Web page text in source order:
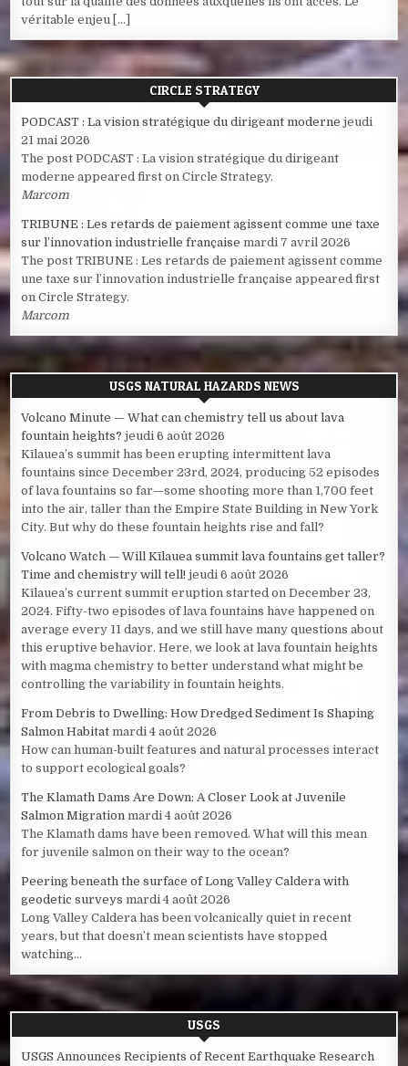
véritable enjeu […]
CIRCLE STRATEGY
PODCAST : La vision stratégique du dirigeant moderne jeudi
21 mai 2026
The post PODCAST : La vision stratégique du dirigeant
moderne appeared first on Circle Strategy.
Marcom
TRIBUNE : Les retards de paiement agissent comme une taxe
sur l’innovation industrielle française mardi 7 avril 2026
The post TRIBUNE : Les retards de paiement agissent comme
une taxe sur l’innovation industrielle française appeared first
on Circle Strategy.
Marcom
USGS NATURAL HAZARDS NEWS
Volcano Minute — What can chemistry tell us about lava
fountain heights? jeudi 6 août 2026
Kīlauea’s summit has been erupting intermittent lava
fountains since December 23rd, 2024, producing 52 episodes
of lava fountains so far—some shooting more than 1,700 feet
into the air, taller than the Empire State Building in New York
City. But why do these fountain heights rise and fall?
Volcano Watch — Will Kīlauea summit lava fountains get taller?
Time and chemistry will tell! jeudi 6 août 2026
Kīlauea’s current summit eruption started on December 23,
2024. Fifty-two episodes of lava fountains have happened on
average every 11 days, and we still have many questions about
this eruptive behavior. Here, we look at lava fountain heights
with magma chemistry to better understand what might be
controlling the variability in fountain heights.
From Debris to Dwelling: How Dredged Sediment Is Shaping
Salmon Habitat mardi 4 août 2026
How can human-built features and natural processes interact
to support ecological goals?
The Klamath Dams Are Down: A Closer Look at Juvenile
Salmon Migration mardi 4 août 2026
The Klamath dams have been removed. What will this mean
for juvenile salmon on their way to the ocean?
Peering beneath the surface of Long Valley Caldera with
geodetic surveys mardi 4 août 2026
Long Valley Caldera has been volcanically quiet in recent
years, but that doesn’t mean scientists have stopped
watching...
USGS
USGS Announces Recipients of Recent Earthquake Research